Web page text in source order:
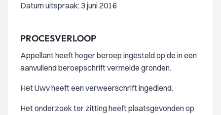
Datum uitspraak: 3 juni 2016
PROCESVERLOOP
Appellant heeft hoger beroep ingesteld op de in een
aanvullend beroepschrift vermelde gronden.
Het Uwv heeft een verweerschrift ingediend.
Het onderzoek ter zitting heeft plaatsgevonden op